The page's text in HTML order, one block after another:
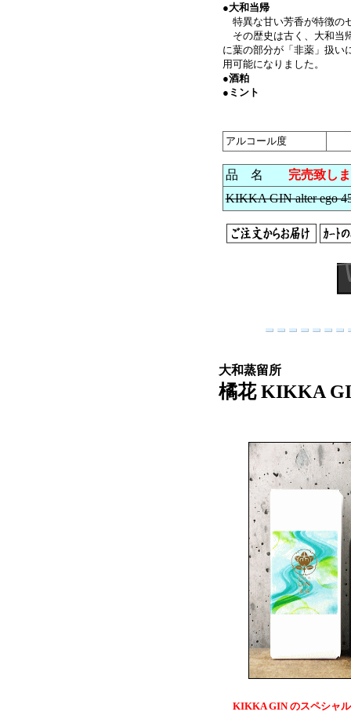
●大和当帰
特異な甘い芳香が特徴の
その歴史は古く、大和当
に葉の部分が「非薬」扱い
用可能になりました。
●酒粕
●ミント
アルコール度
品 名 完売致し
KIKKA GIN alter ego
大和蒸留所
橘花 KIKKA
KIKKA GIN のスペシャ